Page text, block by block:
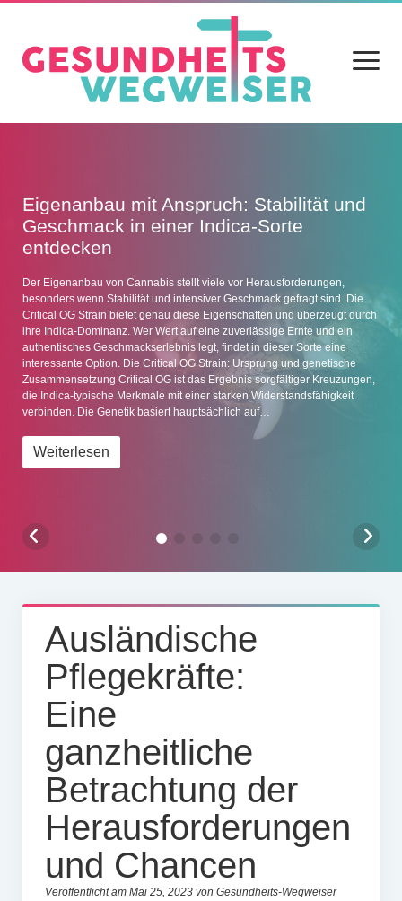
Menü
öffnen
Gesundheit
Alltag
Sport
Datenschutz
Impressum
Eigenanbau mit Anspruch: Stabilität und
Geschmack in einer Indica-Sorte
entdecken
Der Eigenanbau von Cannabis stellt viele vor Herausforderungen,
besonders wenn Stabilität und intensiver Geschmack gefragt sind. Die
Critical OG Strain bietet genau diese Eigenschaften und überzeugt durch
ihre Indica-Dominanz. Wer Wert auf eine zuverlässige Ernte und ein
authentisches Geschmackserlebnis legt, findet in dieser Sorte eine
interessante Option. Die Critical OG Strain: Ursprung und genetische
Zusammensetzung Critical OG ist das Ergebnis sorgfältiger Kreuzungen,
die Indica-typische Merkmale mit einer starken Widerstandsfähigkeit
verbinden. Die Genetik basiert hauptsächlich auf…
Weiterlesen
Ausländische
Pflegekräfte:
Eine
ganzheitliche
Betrachtung der
Herausforderungen
und Chancen
Veröffentlicht am Mai 25, 2023 von Gesundheits-Wegweiser